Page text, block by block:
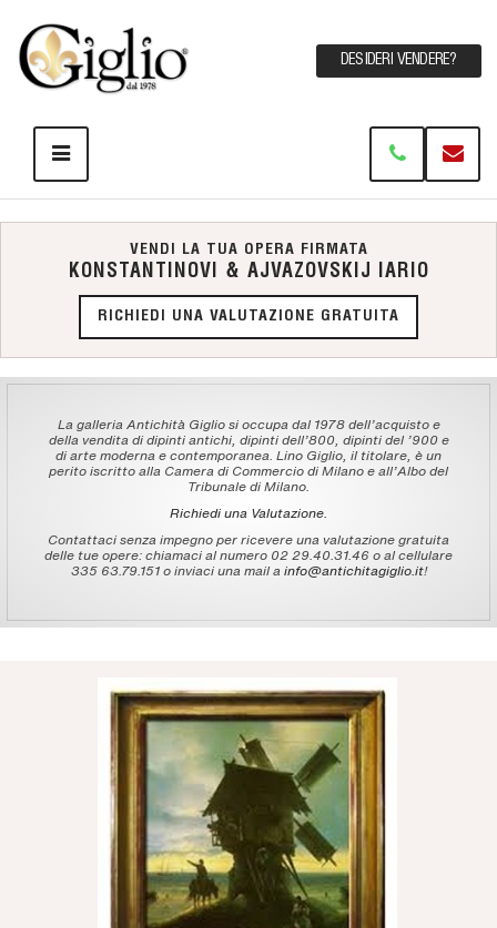
DESIDERI VENDERE?
VENDI LA TUA OPERA FIRMATA
KONSTANTINOVI & AJVAZOVSKIJ IARIO
RICHIEDI UNA VALUTAZIONE GRATUITA
La galleria Antichità Giglio si occupa dal 1978 dell'acquisto e
della vendita di dipinti antichi, dipinti dell'800, dipinti del '900 e
di arte moderna e contemporanea. Lino Giglio, il titolare, è un
perito iscritto alla Camera di Commercio di Milano e all'Albo del
Tribunale di Milano.
Richiedi una Valutazione.
Contattaci senza impegno per ricevere una valutazione gratuita
delle tue opere: chiamaci al numero 02 29.40.31.46 o al cellulare
335 63.79.151 o inviaci una mail a info@antichitagiglio.it!